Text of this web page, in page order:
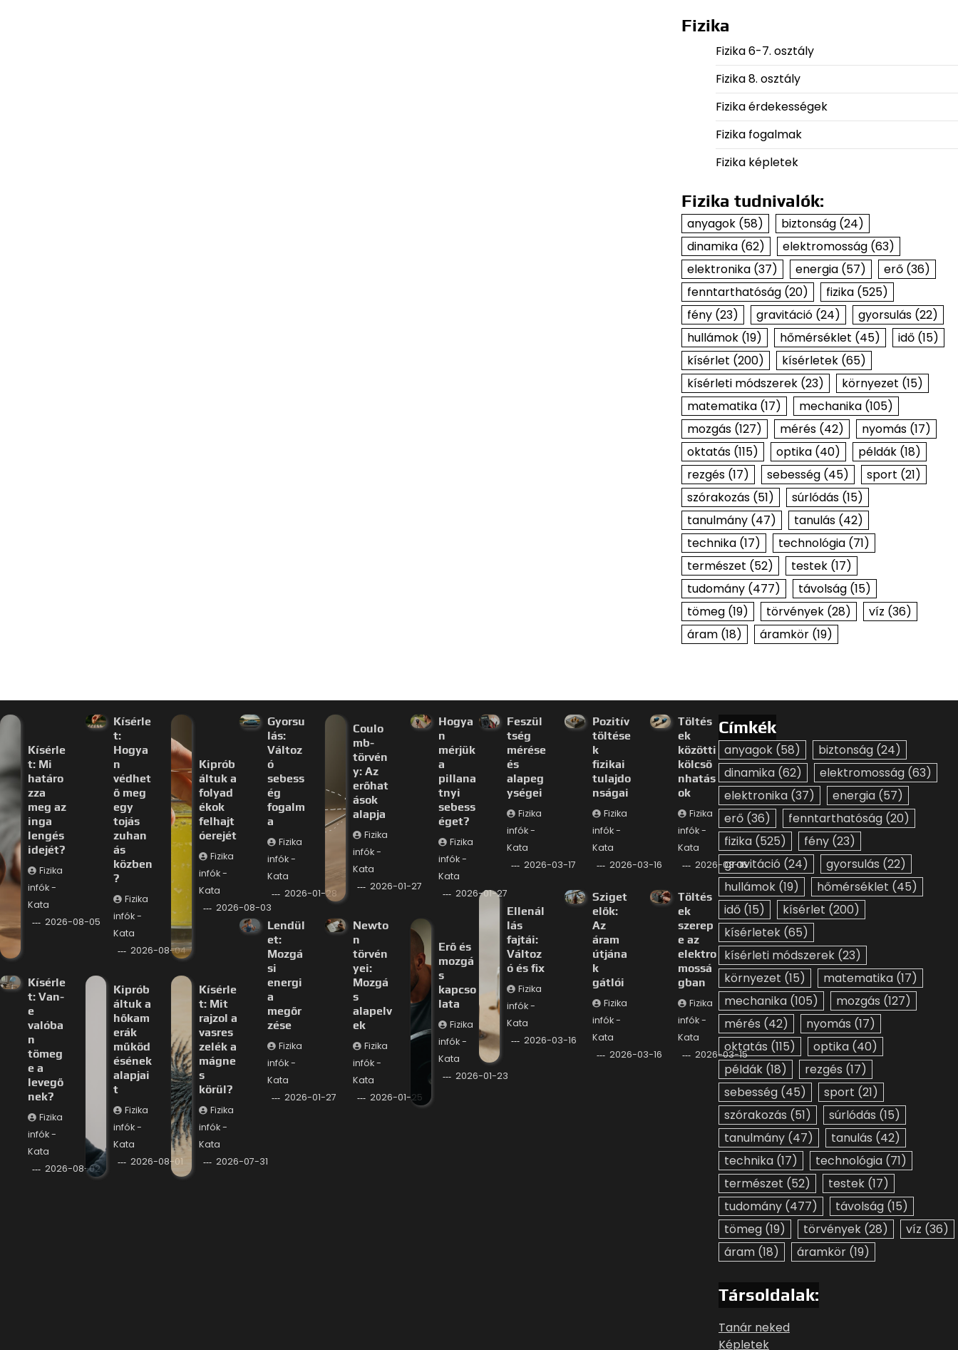
Fizika
Fizika 6-7. osztály
Fizika 8. osztály
Fizika érdekességek
Fizika fogalmak
Fizika képletek
Fizika tudnivalók:
anyagok(58) biztonság(24)
dinamika(62) elektromosság(63)
elektronika(37) energia(57) erő(36)
fenntarthatóság(20) fizika(525)
fény(23) gravitáció(24) gyorsulás(22)
hullámok(19) hőmérséklet (45) idő(15)
kísérlet (200) kísérletek(65)
kísérleti módszerek(23) környezet (15)
matematika(17) mechanika(105)
mozgás(127) mérés(42) nyomás(17)
oktatás(115) optika(40) példák(18)
rezgés(17) sebesség(45) sport (21)
szórakozás(51) súrlódás(15)
tanulmány(47) tanulás(42)
technika(17) technológia(71)
természet (52) testek(17)
tudomány(477) távolság(15)
tömeg(19) törvények(28) víz (36)
áram(18) áramkör(19)
Kísérle
t: Mi
határo
zza
meg az
inga
lengés
idejét?
Fizika
infók -
Kata
2026-08-05
Kísérle
t:
Hogya
n
védhet
ő meg
egy
tojás
zuhan
ás
közben
?
Fizika
infók -
Kata
2026-08-04
Kiprób
áltuk a
folyad
ékok
felhajt
óerejét
Fizika
infók -
Kata
2026-08-03
Kísérle
t: Van-
e
valóba
n
tömeg
e a
levegő
nek?
Fizika
infók -
Kata
2026-08-02
Kiprób
áltuk a
hőkam
erák
működ
ésének
alapjai
t
Fizika
infók -
Kata
2026-08-01
Kísérle
t: Mit
rajzol a
vasres
zelék a
mágne
s
körül?
Fizika
infók -
Kata
2026-07-31
Gyorsu
lás:
Változ
ó
sebess
ég
fogalm
a
Fizika
infók -
Kata
2026-01-28
Coulo
mb-
törvén
y: Az
erőhat
ások
alapja
Fizika
infók -
Kata
2026-01-27
Hogya
n
mérjük
a
pillana
tnyi
sebess
éget?
Fizika
infók -
Kata
2026-01-27
Lendül
et:
Mozgá
si
energi
a
megőr
zése
Fizika
infók -
Kata
2026-01-27
Newto
n
törvén
yei:
Mozgá
s
alapelv
ek
Fizika
infók -
Kata
2026-01-25
Erő és
mozgá
s
kapcso
lata
Fizika
infók -
Kata
2026-01-23
Feszül
tség
mérése
és
alapeg
ységei
Fizika
infók -
Kata
2026-03-17
Pozitív
töltése
k
fizikai
tulajdo
nságai
Fizika
infók -
Kata
2026-03-16
Töltés
ek
közötti
kölcsö
nhatás
ok
Fizika
infók -
Kata
2026-03-16
Ellenál
lás
fajtái:
Változ
ó és fix
Fizika
infók -
Kata
2026-03-16
Sziget
elők:
Az
áram
útjána
k
gátlói
Fizika
infók -
Kata
2026-03-16
Töltés
ek
szerep
e az
elektro
mossá
gban
Fizika
infók -
Kata
2026-03-15
Címkék
anyagok (58) biztonság (24)
dinamika (62) elektromosság (63)
elektronika (37) energia (57)
erő (36) fenntarthatóság (20)
fizika (525) fény (23)
gravitáció (24) gyorsulás (22)
hullámok (19) hőmérséklet (45)
idő (15) kísérlet (200)
kísérletek (65)
kísérleti módszerek (23)
környezet (15) matematika (17)
mechanika (105) mozgás (127)
mérés (42) nyomás (17)
oktatás (115) optika (40)
példák (18) rezgés (17)
sebesség (45) sport (21)
szórakozás (51) súrlódás (15)
tanulmány (47) tanulás (42)
technika (17) technológia (71)
természet (52) testek (17)
tudomány (477) távolság (15)
tömeg (19) törvények (28) víz (36)
áram (18) áramkör (19)
Társoldalak:
Tanár neked
Képletek